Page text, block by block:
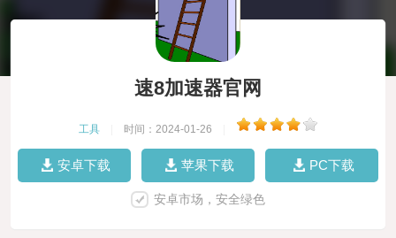
速8加速器官网
工具 时间：2024-01-26
安卓下载 苹果下载 PC下载
安卓市场，安全绿色